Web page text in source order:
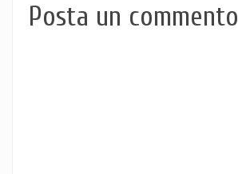
Posta un commento